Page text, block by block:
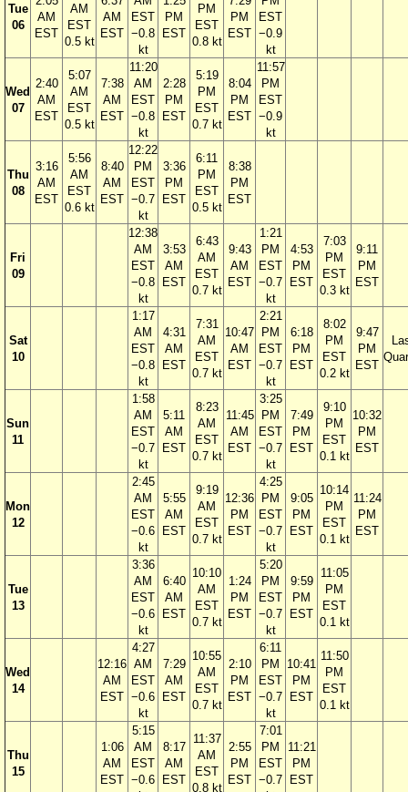
Tue
06
AM
EST
AM
EST
0.5 kt
AM
EST
EST
−0.8
kt
PM
EST
PM
EST
0.8 kt
PM
EST
EST
−0.9
kt
Wed
07
2:40
AM
EST
5:07
AM
EST
0.5 kt
7:38
AM
EST
11:20
AM
EST
−0.8
kt
2:28
PM
EST
5:19
PM
EST
0.7 kt
8:04
PM
EST
11:57
PM
EST
−0.9
kt
Thu
08
3:16
AM
EST
5:56
AM
EST
0.6 kt
8:40
AM
EST
12:22
PM
EST
−0.7
kt
3:36
PM
EST
6:11
PM
EST
0.5 kt
8:38
PM
EST
Fri
09
12:38
AM
EST
−0.8
kt
3:53
AM
EST
6:43
AM
EST
0.7 kt
9:43
AM
EST
1:21
PM
EST
−0.7
kt
4:53
PM
EST
7:03
PM
EST
0.3 kt
9:11
PM
EST
Sat
10
1:17
AM
EST
−0.8
kt
4:31
AM
EST
7:31
AM
EST
0.7 kt
10:47
AM
EST
2:21
PM
EST
−0.7
kt
6:18
PM
EST
8:02
PM
EST
0.2 kt
9:47
PM
EST
Sun
11
1:58
AM
EST
−0.7
kt
5:11
AM
EST
8:23
AM
EST
0.7 kt
11:45
AM
EST
3:25
PM
EST
−0.7
kt
7:49
PM
EST
9:10
PM
EST
0.1 kt
10:32
PM
EST
Mon
12
2:45
AM
EST
−0.6
kt
5:55
AM
EST
9:19
AM
EST
0.7 kt
12:36
PM
EST
4:25
PM
EST
−0.7
kt
9:05
PM
EST
10:14
PM
EST
0.1 kt
11:24
PM
EST
Tue
13
3:36
AM
EST
−0.6
kt
6:40
AM
EST
10:10
AM
EST
0.7 kt
1:24
PM
EST
5:20
PM
EST
−0.7
kt
9:59
PM
EST
11:05
PM
EST
0.1 kt
Wed
14
12:16
AM
EST
4:27
AM
EST
−0.6
kt
7:29
AM
EST
10:55
AM
EST
0.7 kt
2:10
PM
EST
6:11
PM
EST
−0.7
kt
10:41
PM
EST
11:50
PM
EST
0.1 kt
Thu
15
1:06
AM
EST
5:15
AM
EST
−0.6
8:17
AM
EST
11:37
AM
EST
0.8 kt
2:55
PM
EST
7:01
PM
EST
−0.7
11:21
PM
EST